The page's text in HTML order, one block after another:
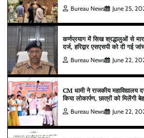
Bureau News June 25,
कर्णप्रयाग में सिख श्रद्धालुओं से
दर्ज, हरिद्वार एसएसपी को दी गई
Bureau News June 22,
CM धामी ने राजकीय महाविद्यालय
किया लोकार्पण, छात्रों को मिलेंगी
Bureau News June 22,